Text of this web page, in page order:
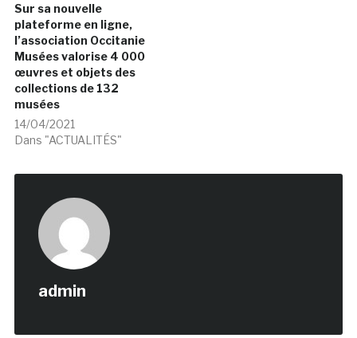
Sur sa nouvelle
plateforme en ligne,
l’association Occitanie
Musées valorise 4 000
œuvres et objets des
collections de 132
musées
14/04/2021
Dans "ACTUALITÉS"
admin